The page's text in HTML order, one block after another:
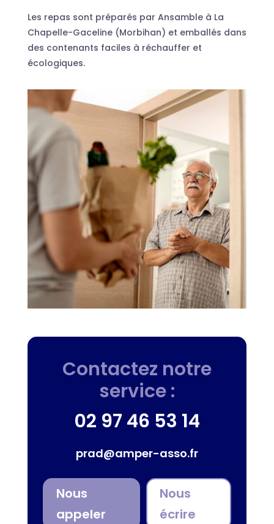
Les repas sont préparés par Ansamble à La
Chapelle-Gaceline (Morbihan) et emballés dans
des contenants faciles à réchauffer et
écologiques.
Contactez notre
service :
02 97 46 53 14
prad@amper-asso.fr
Nous
appeler
Nous
écrire